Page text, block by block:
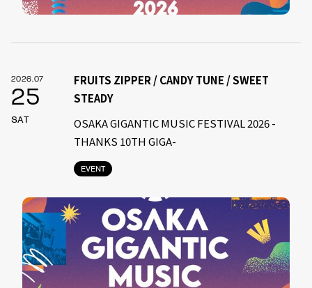
2026.07
25
SAT
EVENT
FRUITS ZIPPER / CANDY TUNE / SWEET
STEADY
OSAKA GIGANTIC MUSIC FESTIVAL 2026 -
THANKS 10TH GIGA-